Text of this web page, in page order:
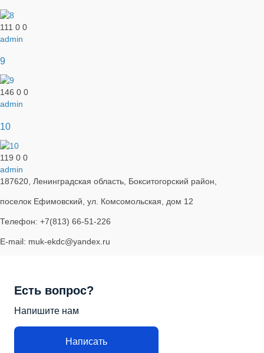
111 0 0
admin
9
146 0 0
admin
10
119 0 0
admin
187620, Ленинградская область, Бокситогорский район,
поселок Ефимовский, ул. Комсомольская, дом 12
Телефон: +7(813) 66-51-226
E-mail: muk-ekdc@yandex.ru
Есть вопрос?
Напишите нам
Написать